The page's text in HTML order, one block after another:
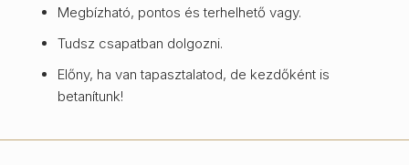
Megbízható, pontos és terhelhető vagy.
Tudsz csapatban dolgozni.
Előny, ha van tapasztalatod, de kezdőként is
betanítunk!